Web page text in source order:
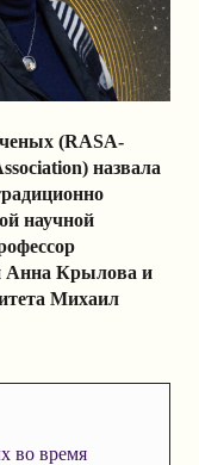
(RASA-
назвала
научной
Анна Крылова и
Михаил
во время